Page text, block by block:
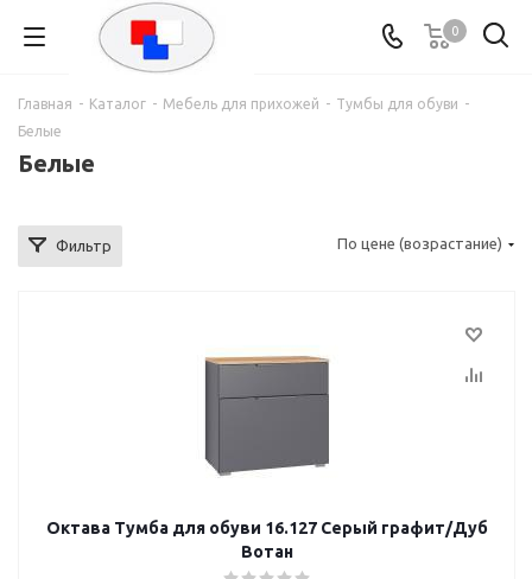
0
Главная - Каталог - Мебель для прихожей - Тумбы для обуви -
Белые
Белые
Фильтр По цене (возрастание)
Октава Тумба для обуви 16.127 Серый графит/Дуб
Вотан